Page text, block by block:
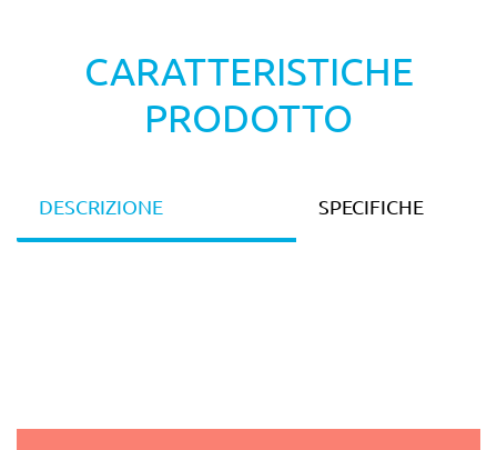
CARATTERISTICHE
PRODOTTO
DESCRIZIONE SPECIFICHE